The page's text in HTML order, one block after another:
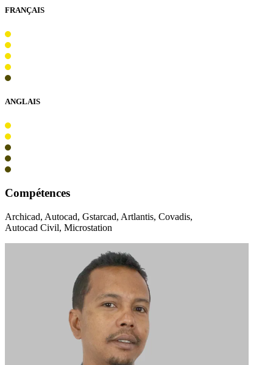
FRANÇAIS
ANGLAIS
Compétences
Archicad, Autocad, Gstarcad, Artlantis, Covadis,
Autocad Civil, Microstation